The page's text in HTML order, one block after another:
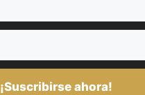
¡Suscribirse ahora!